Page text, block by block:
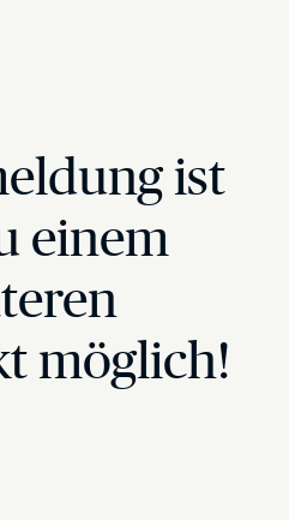
ist
einem
möglich!